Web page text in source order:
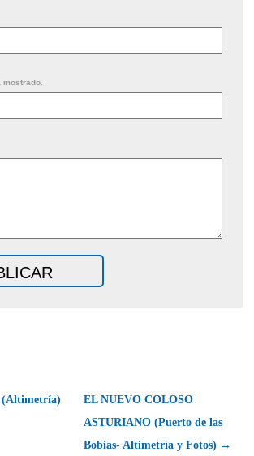
mostrado.
(Altimetría)
EL NUEVO COLOSO
ASTURIANO (Puerto de las
Bobias- Altimetría y Fotos) →